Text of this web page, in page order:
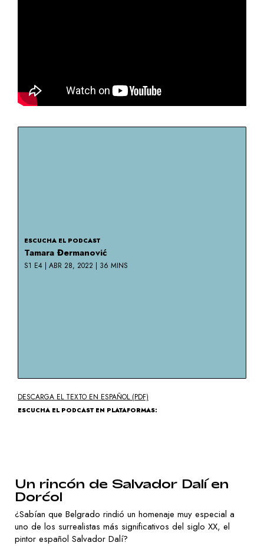
ESCUCHA EL PODCAST
Tamara Đermanović
S1 E4 | ABR 28, 2022 | 36 MINS
DESCARGA EL TEXTO EN ESPAÑOL (PDF)
ESCUCHA EL PODCAST EN PLATAFORMAS:
Un rincón de Salvador Dalí en
Dorćol
¿Sabían que Belgrado rindió un homenaje muy especial a
uno de los surrealistas más significativos del siglo XX, el
pintor español Salvador Dalí?